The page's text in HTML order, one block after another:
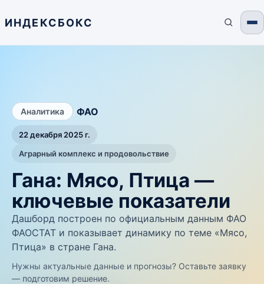
ИНДЕКСБОКС
Аналитика ФАО
22 декабря 2025 г.
Аграрный комплекс и продовольствие
Гана: Мясо, Птица —
ключевые показатели
Дашборд построен по официальным данным ФАО
ФАОСТАТ и показывает динамику по теме «Мясо,
Птица» в стране Гана.
Нужны актуальные данные и прогнозы? Оставьте заявку
— подготовим решение.